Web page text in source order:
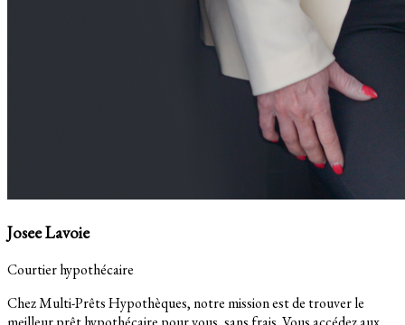
Josee Lavoie
Courtier hypothécaire
Chez Multi-Prêts Hypothèques, notre mission est de trouver le